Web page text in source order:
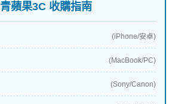
青蘋果3C 收購指南
(iPhone/安卓)
(MacBook/PC)
(Sony/Canon)